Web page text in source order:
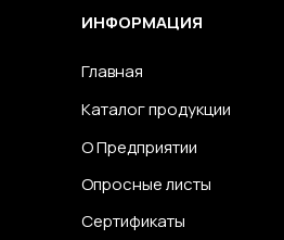
Главная
Каталог продукции
О Предприятии
Опросные листы
Сертификаты
ИНФОРМАЦИЯ